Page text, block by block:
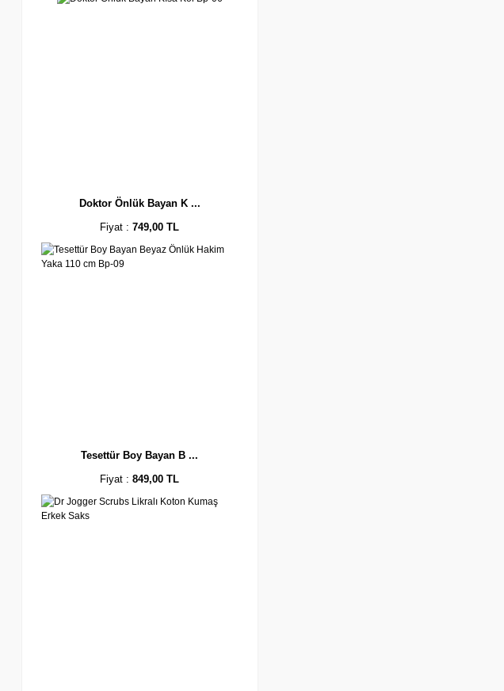
Doktor Önlük Bayan K ...
Fiyat :749,00 TL
Tesettür Boy Bayan B ...
Fiyat :849,00 TL